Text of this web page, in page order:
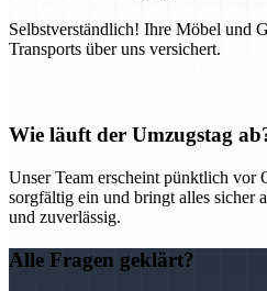
Selbstverständlich! Ihre Möbel und
Transports über uns versichert.
Wie läuft der Umzugstag
Unser Team erscheint pünktlich vor
sorgfältig ein und bringt alles sicher
und zuverlässig.
Alle Fragen geklärt?